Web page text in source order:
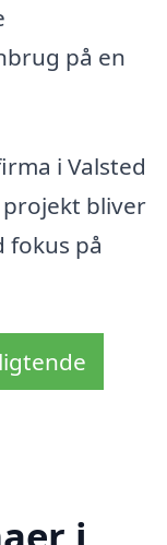
på en
i Valsted
bliver
fokus på